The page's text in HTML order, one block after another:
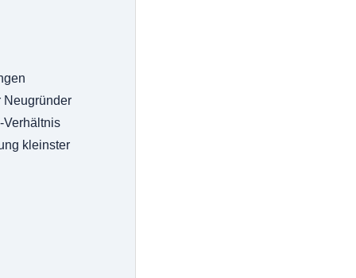
Neugründer
Verhältnis
kleinster